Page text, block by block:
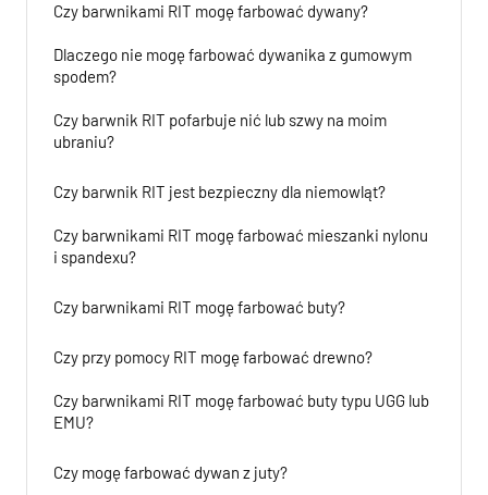
Czy barwnikami RIT mogę farbować dywany?
Dlaczego nie mogę farbować dywanika z gumowym
spodem?
Czy barwnik RIT pofarbuje nić lub szwy na moim
ubraniu?
Czy barwnik RIT jest bezpieczny dla niemowląt?
Czy barwnikami RIT mogę farbować mieszanki nylonu
i spandexu?
Czy barwnikami RIT mogę farbować buty?
Czy przy pomocy RIT mogę farbować drewno?
Czy barwnikami RIT mogę farbować buty typu UGG lub
EMU?
Czy mogę farbować dywan z juty?